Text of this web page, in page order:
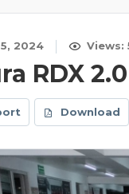
2024 Views:
RDX
Download